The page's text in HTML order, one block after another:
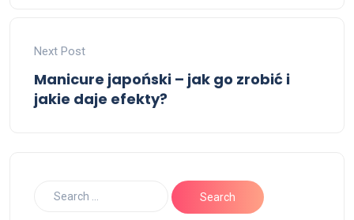
Next Post
Manicure japoński – jak go zrobić i
jakie daje efekty?